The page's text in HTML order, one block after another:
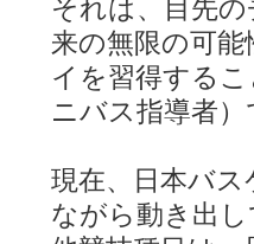
それは、目先
来の無限の可
イを習得する
ニバス指導者
現在、日本バ
ながら動き出